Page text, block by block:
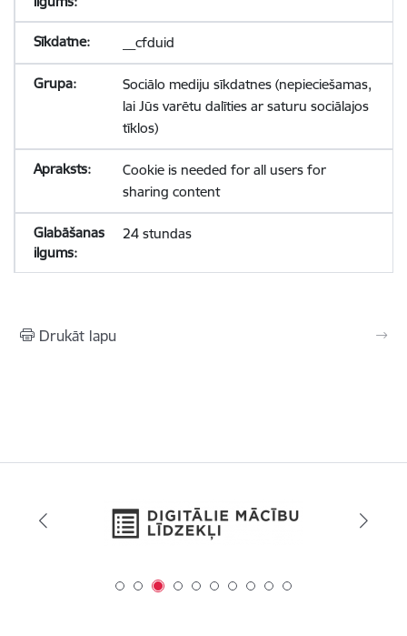
__cfduid
Sociālo mediju sīkdatnes (nepieciešamas,
lai Jūs varētu dalīties ar saturu sociālajos
tīklos)
Cookie is needed for all users for
sharing content
24 stundas
Drukāt lapu